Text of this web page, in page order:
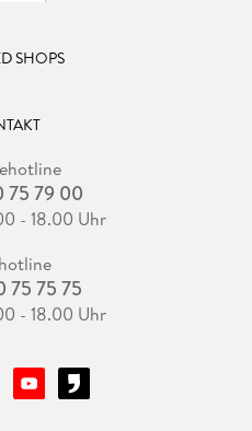
SHOPS
75 79 00
- 18.00 Uhr
75 75 75
- 18.00 Uhr